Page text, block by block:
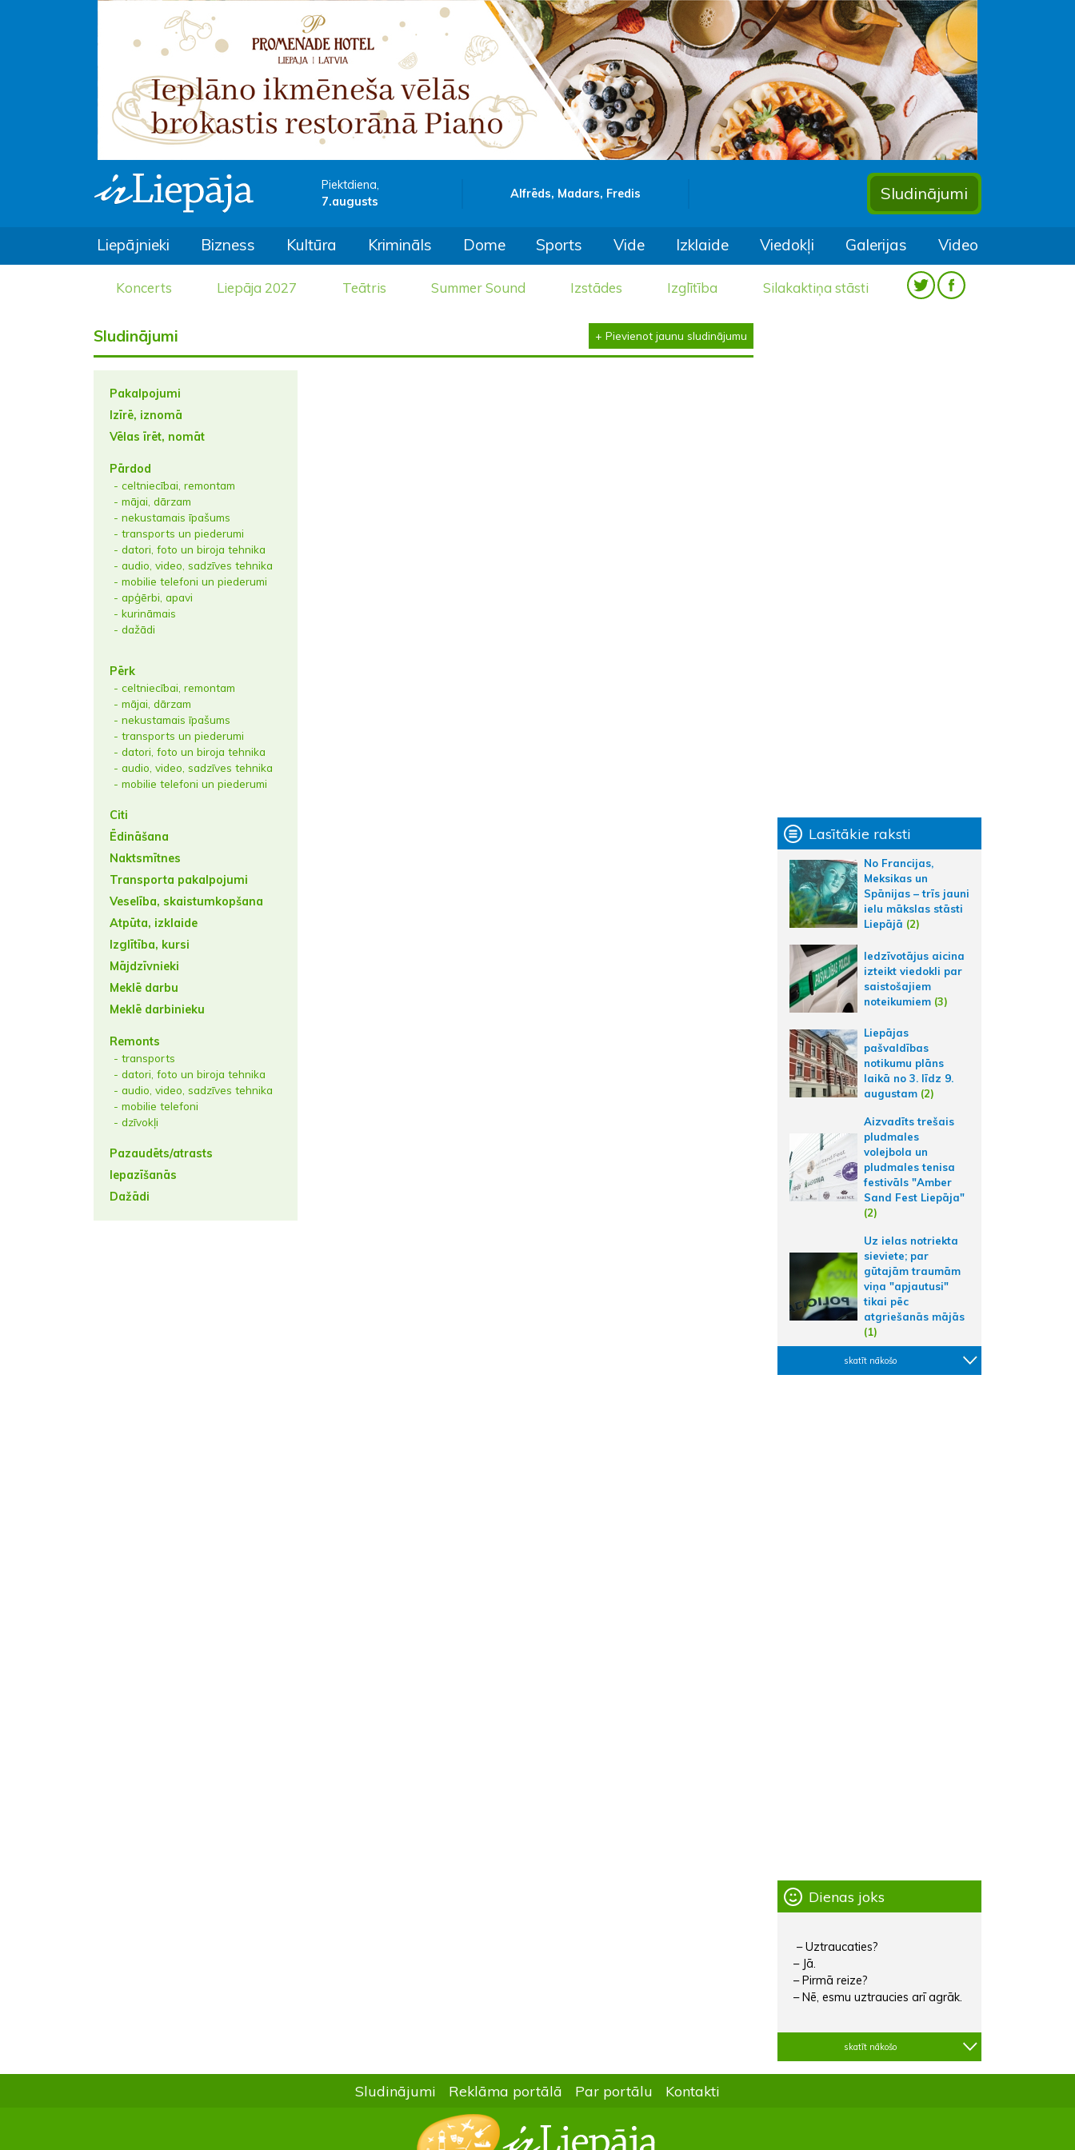
Piektdiena,
7.augusts
Alfrēds, Madars, Fredis Sludinājumi
Liepājnieki Bizness Kultūra Krimināls Dome Sports Vide Izklaide Viedokļi Galerijas Video
Koncerts Liepāja 2027 Teātris Summer Sound Izstādes Izglītība Silakaktiņa stāsti
Sludinājumi + Pievienot jaunu sludinājumu
Pakalpojumi
Izīrē, iznomā
Vēlas īrēt, nomāt
Pārdod
- celtniecībai, remontam
- mājai, dārzam
- nekustamais īpašums
- transports un piederumi
- datori, foto un biroja tehnika
- audio, video, sadzīves tehnika
- mobilie telefoni un piederumi
- apģērbi, apavi
- kurināmais
- dažādi
Pērk
- celtniecībai, remontam
- mājai, dārzam
- nekustamais īpašums
- transports un piederumi
- datori, foto un biroja tehnika
- audio, video, sadzīves tehnika
- mobilie telefoni un piederumi
Citi
Ēdināšana
Naktsmītnes
Transporta pakalpojumi
Veselība, skaistumkopšana
Atpūta, izklaide
Izglītība, kursi
Mājdzīvnieki
Meklē darbu
Meklē darbinieku
Remonts
- transports
- datori, foto un biroja tehnika
- audio, video, sadzīves tehnika
- mobilie telefoni
- dzīvokļi
Pazaudēts/atrasts
Iepazīšanās
Dažādi
Lasītākie raksti
No Francijas,
Meksikas un
Spānijas – trīs jauni
ielu mākslas stāsti
Liepājā (2)
Iedzīvotājus aicina
izteikt viedokli par
saistošajiem
noteikumiem (3)
Liepājas
pašvaldības
notikumu plāns
laikā no 3. līdz 9.
augustam (2)
Aizvadīts trešais
pludmales
volejbola un
pludmales tenisa
festivāls "Amber
Sand Fest Liepāja"
(2)
Uz ielas notriekta
sieviete; par
gūtajām traumām
viņa "apjautusi"
tikai pēc
atgriešanās mājās
(1)
skatīt nākošo
Dienas joks
– Uztraucaties?
– Jā.
– Pirmā reize?
– Nē, esmu uztraucies arī agrāk.
skatīt nākošo
Sludinājumi Reklāma portālā Par portālu Kontakti